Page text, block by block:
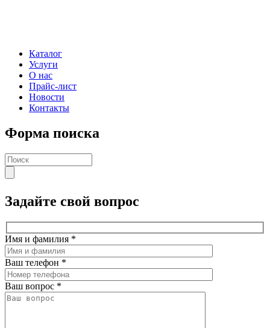
Каталог
Услуги
О нас
Прайс-лист
Новости
Контакты
Форма поиска
Задайте свой вопрос
Имя и фамилия *
Ваш телефон *
Ваш вопрос *